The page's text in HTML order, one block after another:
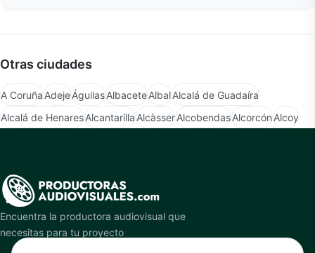
Otras ciudades
A CoruñaAdejeÁguilasAlbaceteAlbalAlcalá de Guadaíra
Alcalá de HenaresAlcantarillaAlcàsserAlcobendasAlcorcónAlcoy
Encuentra la productora audiovisual que
necesitas para tu proyecto